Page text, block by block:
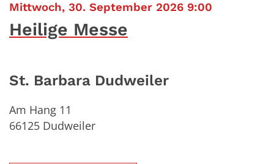
Mittwoch, 30. September 2026 9:00
Heilige Messe
St. Barbara Dudweiler
Am Hang 11
66125 Dudweiler